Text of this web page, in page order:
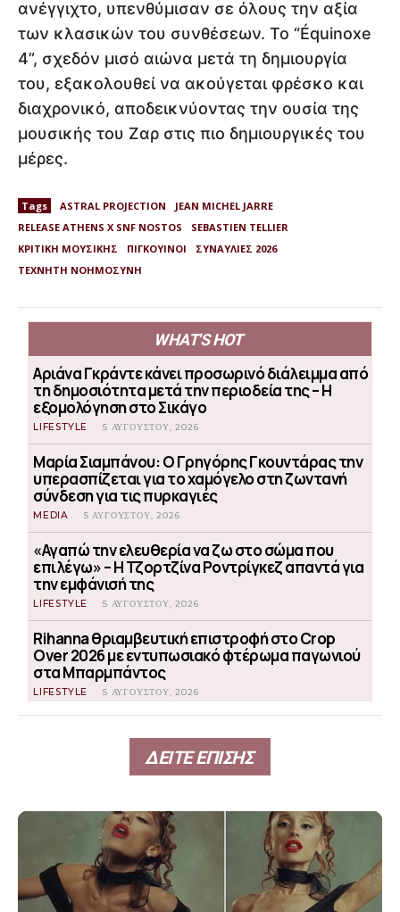
ανέγγιχτο, υπενθύμισαν σε όλους την αξία
των κλασικών του συνθέσεων. Το “Équinoxe
4”, σχεδόν μισό αιώνα μετά τη δημιουργία
του, εξακολουθεί να ακούγεται φρέσκο και
διαχρονικό, αποδεικνύοντας την ουσία της
μουσικής του Ζαρ στις πιο δημιουργικές του
μέρες.
Tags ASTRAL PROJECTION
JEAN MICHEL JARRE
RELEASE ATHENS X SNF NOSTOS
SEBASTIEN TELLIER
ΚΡΙΤΙΚΗ ΜΟΥΣΙΚΗΣ
ΠΙΓΚΟΥΙΝΟΙ
ΣΥΝΑΥΛΙΕΣ 2026
ΤΕΧΝΗΤΗ ΝΟΗΜΟΣΥΝΗ
WHAT'S HOT
Αριάνα Γκράντε κάνει προσωρινό διάλειμμα από
τη δημοσιότητα μετά την περιοδεία της – Η
εξομολόγηση στο Σικάγο
LIFESTYLE 5 ΑΥΓΟΎΣΤΟΥ, 2026
Μαρία Σιαμπάνου: Ο Γρηγόρης Γκουντάρας την
υπερασπίζεται για το χαμόγελο στη ζωντανή
σύνδεση για τις πυρκαγιές
MEDIA 5 ΑΥΓΟΎΣΤΟΥ, 2026
«Αγαπώ την ελευθερία να ζω στο σώμα που
επιλέγω» – Η Τζορτζίνα Ροντρίγκεζ απαντά για
την εμφάνισή της
LIFESTYLE 5 ΑΥΓΟΎΣΤΟΥ, 2026
Rihanna θριαμβευτική επιστροφή στο Crop
Over 2026 με εντυπωσιακό φτέρωμα παγωνιού
στα Μπαρμπάντος
LIFESTYLE 5 ΑΥΓΟΎΣΤΟΥ, 2026
ΔΕΙΤΕ ΕΠΙΣΗΣ